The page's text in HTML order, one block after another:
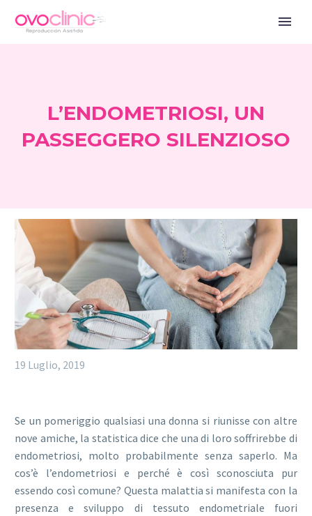
L’ENDOMETRIOSI, UN
PASSEGGERO SILENZIOSO
19 Luglio, 2019
Se un pomeriggio qualsiasi una donna si riunisse con altre
nove amiche, la statistica dice che una di loro soffrirebbe di
endometriosi, molto probabilmente senza saperlo. Ma
cos’è l’endometriosi e perché è così sconosciuta pur
essendo così comune? Questa malattia si manifesta con la
presenza e sviluppo di tessuto endometriale fuori